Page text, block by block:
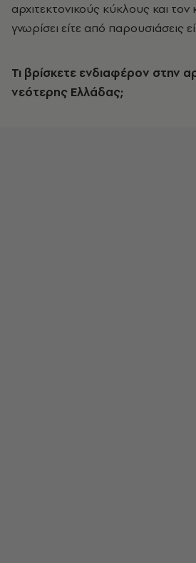
αρχιτεκτονικούς κύκλους και
γνωρίσει είτε από παρουσιάσεις
Τι βρίσκετε ενδιαφέρον στην
νεότερης Ελλάδας;